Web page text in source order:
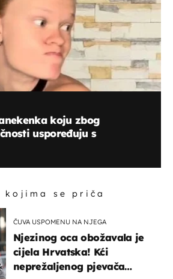
koju zbog
uspoređuju s
se priča
ČUVA USPOMENU NA NJEGA
Njezinog oca obožavala je
cijela Hrvatska! Kći
neprežaljenog pjevača